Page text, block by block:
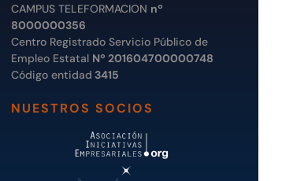
CAMPUS TELEFORMACION nº
8000000356
Centro Registrado Servicio Público de
Empleo Estatal Nº 201604700000748
Código entidad 3415
NUESTROS SOCIOS